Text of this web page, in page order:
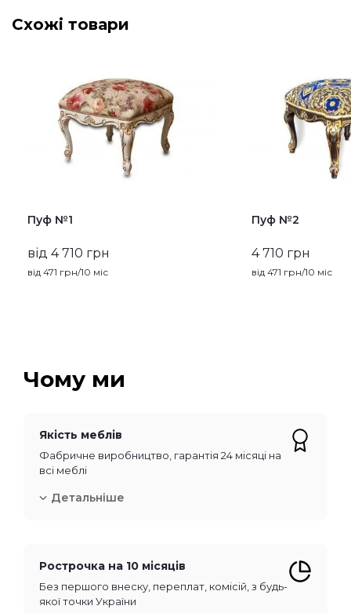
Схожі товари
Пуф №1
від 4 710 грн
від 471 грн/10 міс
Пуф №2
4 710 грн
від 471 грн/10 міс
Чому ми
Якість меблів
Фабричне виробництво, гарантія 24 місяці на
всі меблі
Детальніше
Рострочка на 10 місяців
Без першого внеску, переплат, комісій, з будь-
якої точки України